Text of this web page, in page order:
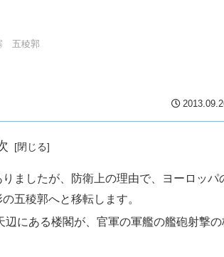
五稜郭
ましたが、防衛上の理由で、ヨーロッパ
五稜郭へと移転します。
にある楼閣が、官軍の軍艦の艦砲射撃